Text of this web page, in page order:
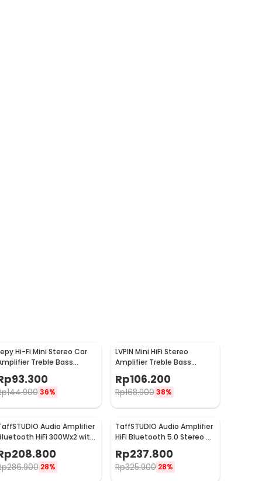
Hi-Fi Mini Stereo Car
Treble Bass
Booster - AK-170
93.300
144.900 36%
LVPIN Mini HiFi Stereo
Amplifier Treble Bass
Booster 12V - ST-838
Rp106.200
Rp168.90038%
Audio Amplifier
HiFi 300Wx2 with
Remote Control - BT-198E
208.800
286.900 28%
TaffSTUDIO Audio Amplifier
HiFi Bluetooth 5.0 Stereo 2
Channel 800W - BT-309A
Rp237.800
Rp325.900 28%